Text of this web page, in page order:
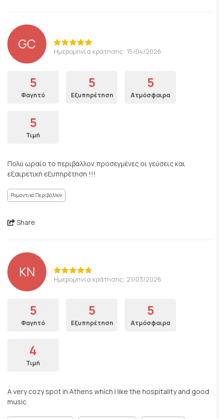
GC Ημερομηνία κράτησης: 15/04/2026
5
Φαγητό
5
Εξυπηρέτηση
5
Ατμόσφαιρα
5
Τιμή
Πολύ ωραίο το περιβάλλον,προσεγμένες οι γεύσεις και
εξαιρετική εξυπηρέτηση !!!
Ρομαντικό Περιβάλλον
Share
KN Ημερομηνία κράτησης: 21/03/2026
5
Φαγητό
5
Εξυπηρέτηση
5
Ατμόσφαιρα
4
Τιμή
A very cozy spot in Athens which I like the hospitality and good
music.